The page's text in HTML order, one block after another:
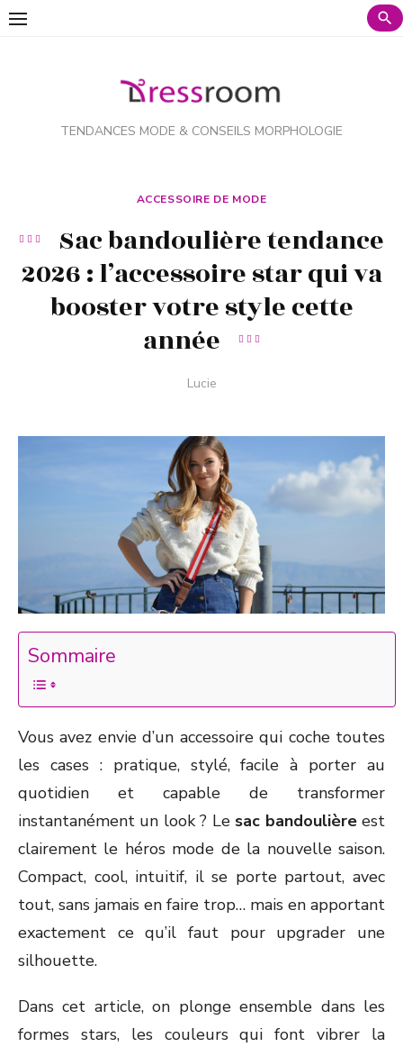
Voir
TENDANCES MODE & CONSEILS MORPHOLOGIE
ACCESSOIRE DE MODE
Sac bandoulière tendance
2026 : l’accessoire star qui va
booster votre style cette
année
Auteur
Lucie
Sommaire
Vous avez envie d’un accessoire qui coche toutes
les cases : pratique, stylé, facile à porter au
quotidien et capable de transformer
instantanément un look ? Le sac bandoulièreest
clairement le héros mode de la nouvelle saison.
Compact, cool, intuitif, il se porte partout, avec
tout, sans jamais en faire trop… mais en apportant
exactement ce qu’il faut pour upgrader une
silhouette.
Dans cet article, on plonge ensemble dans les
formes stars, les couleurs qui font vibrer la